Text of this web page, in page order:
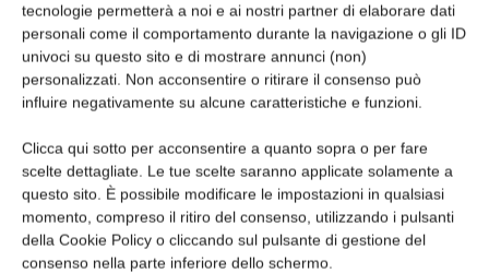
tecnologie permetterà a noi e ai nostri partner di elaborare dati
personali come il comportamento durante la navigazione o gli ID
univoci su questo sito e di mostrare annunci (non)
personalizzati. Non acconsentire o ritirare il consenso può
influire negativamente su alcune caratteristiche e funzioni.
Clicca qui sotto per acconsentire a quanto sopra o per fare
scelte dettagliate. Le tue scelte saranno applicate solamente a
questo sito. È possibile modificare le impostazioni in qualsiasi
momento, compreso il ritiro del consenso, utilizzando i pulsanti
della Cookie Policy o cliccando sul pulsante di gestione del
consenso nella parte inferiore dello schermo.
Sana Food 2027 e Aic insieme per:
Roberto Barat - 24 Luglio 2026
L'Associazione Italiana Cuochi torna protagonista di SANA
Food 2027 con il Villaggio AIC, le World IAC, la Chef Medal e il
debutto del SANA Food Chef Award. Al centro dell'edizione
anche formazione, cooking show e Longevity Nutrition.